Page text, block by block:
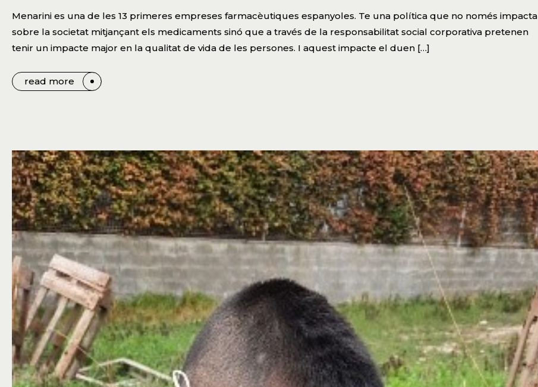
Menarini es una de les 13 primeres empreses farmacèutiques espanyoles. Te una política que no només impacta
sobre la societat mitjançant els medicaments sinó que a través de la responsabilitat social corporativa pretenen
tenir un impacte major en la qualitat de vida de les persones. I aquest impacte el duen […]
read more